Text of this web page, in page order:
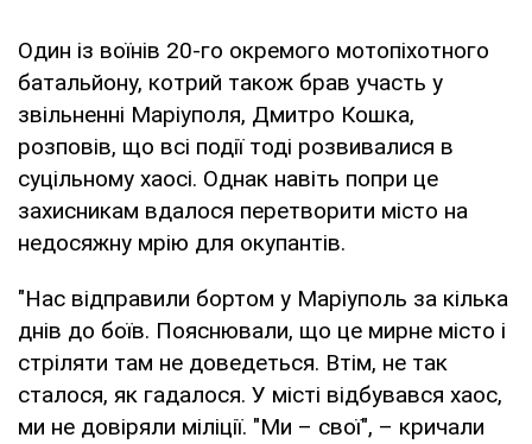
Один із воїнів 20-го окремого мотопіхотного
батальйону, котрий також брав участь у
звільненні Маріуполя, Дмитро Кошка,
розповів, що всі події тоді розвивалися в
суцільному хаосі. Однак навіть попри це
захисникам вдалося перетворити місто на
недосяжну мрію для окупантів.
"Нас відправили бортом у Маріуполь за кілька
днів до боїв. Пояснювали, що це мирне місто і
стріляти там не доведеться. Втім, не так
сталося, як гадалося. У місті відбувався хаос,
ми не довіряли міліції. "Ми – свої", – кричали